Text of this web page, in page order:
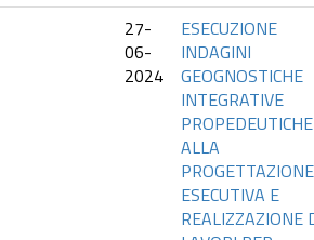
27-
06-
2024
ESECUZIONE
INDAGINI
GEOGNOSTICHE
INTEGRATIVE
PROPEDEUTICHE
ALLA
PROGETTAZIONE
ESECUTIVA E
REALIZZAZIONE